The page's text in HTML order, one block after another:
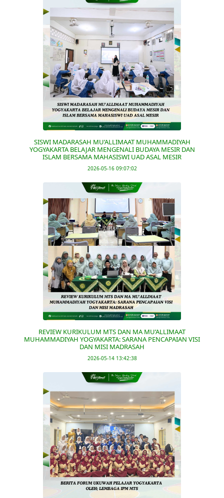
SISWI MADARASAH MU’ALLIMAAT MUHAMMADIYAH
YOGYAKARTA BELAJAR MENGENALI BUDAYA MESIR DAN
ISLAM BERSAMA MAHASISWI UAD ASAL MESIR
2026-05-16 09:07:02
REVIEW KURIKULUM MTS DAN MA MU’ALLIMAAT
MUHAMMADIYAH YOGYAKARTA: SARANA PENCAPAIAN VISI
DAN MISI MADRASAH
2026-05-14 13:42:38